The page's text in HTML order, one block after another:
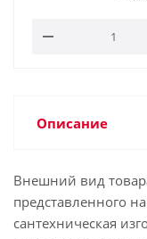
Описание
Внешний вид
представленного
сантехническая